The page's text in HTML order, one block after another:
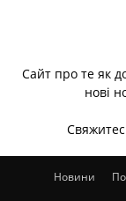
Cайт про те як
нові
Новини